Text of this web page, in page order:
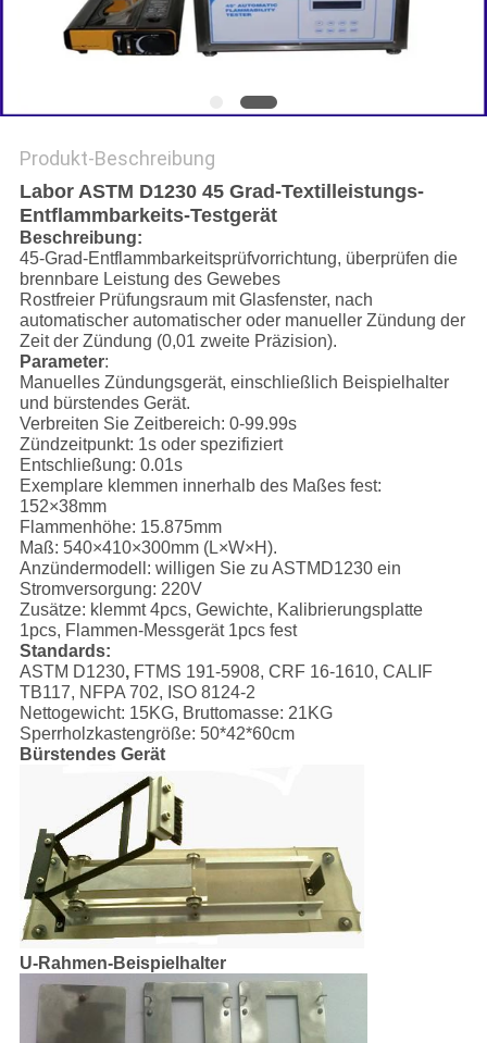
Produkt-Beschreibung
Labor ASTM D1230 45 Grad-Textilleistungs-
Entflammbarkeits-Testgerät
Beschreibung:
45-Grad-Entflammbarkeitsprüfvorrichtung, überprüfen die
brennbare Leistung des Gewebes
Rostfreier Prüfungsraum mit Glasfenster, nach
automatischer automatischer oder manueller Zündung der
Zeit der Zündung (0,01 zweite Präzision).
Parameter:
Manuelles Zündungsgerät, einschließlich Beispielhalter
und bürstendes Gerät.
Verbreiten Sie Zeitbereich: 0-99.99s
Zündzeitpunkt: 1s oder spezifiziert
Entschließung: 0.01s
Exemplare klemmen innerhalb des Maßes fest:
152×38mm
Flammenhöhe: 15.875mm
Maß: 540×410×300mm (L×W×H).
Anzündermodell: willigen Sie zu ASTMD1230 ein
Stromversorgung: 220V
Zusätze: klemmt 4pcs, Gewichte, Kalibrierungsplatte
1pcs, Flammen-Messgerät 1pcs fest
Standards:
ASTM D1230,FTMS 191-5908, CRF 16-1610, CALIF
TB117, NFPA 702, ISO 8124-2
Nettogewicht: 15KG, Bruttomasse: 21KG
Sperrholzkastengröße: 50*42*60cm
Bürstendes Gerät
U-Rahmen-Beispielhalter